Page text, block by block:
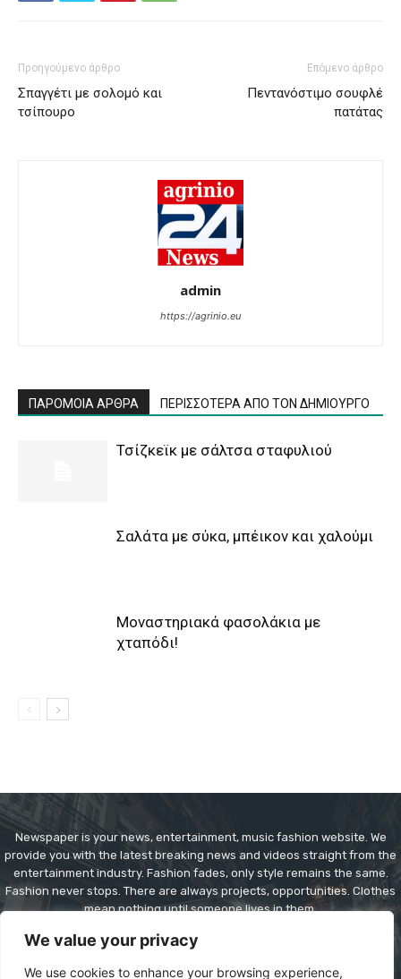
We value your privacy
We use cookies to enhance your browsing experience,
Προηγούμενο άρθρο
Σπαγγέτι με σολομό και
τσίπουρο
Επόμενο άρθρο
Πεντανόστιμο σουφλέ
πατάτας
admin
https://agrinio.eu
ΠΑΡΟΜΟΙΑ ΑΡΘΡΑ ΠΕΡΙΣΣΟΤΕΡΑ ΑΠΟ ΤΟΝ ΔΗΜΙΟΥΡΓΟ
Τσίζκεϊκ με σάλτσα σταφυλιού
Σαλάτα με σύκα, μπέικον και χαλούμι
Μοναστηριακά φασολάκια με
χταπόδι!
Newspaper is your news, entertainment, music fashion website. We
provide you with the latest breaking news and videos straight from the
entertainment industry. Fashion fades, only style remains the same.
Fashion never stops. There are always projects, opportunities. Clothes
mean nothing until someone lives in them.
Contact us:contact@yoursite.com